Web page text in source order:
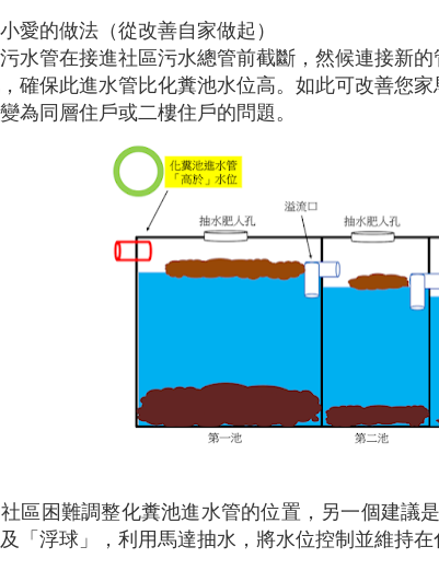
小愛的做法（從改善自家做起）
水管在接進社區污水總管前截斷，然候連接新
確保此進水管比化糞池水位高。如此可改善您
為同層住戶或二樓住戶的問題。
區困難調整化糞池進水管的位置，另一個建議
及「浮球」，利用馬達抽水，將水位控制並維持